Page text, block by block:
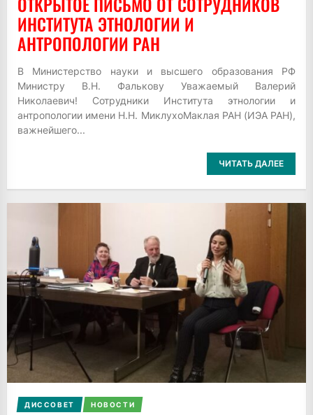
ИНСТИТУТА ЭТНОЛОГИИ И
АНТРОПОЛОГИИ РАН
В Министерство науки и высшего образования РФ
Министру В.Н. Фалькову Уважаемый Валерий
Николаевич! Сотрудники Института этнологии и
антропологии имени Н.Н. МиклухоМаклая РАН (ИЭА РАН),
важнейшего...
ЧИТАТЬ ДАЛЕЕ
ДИССОВЕТ НОВОСТИ